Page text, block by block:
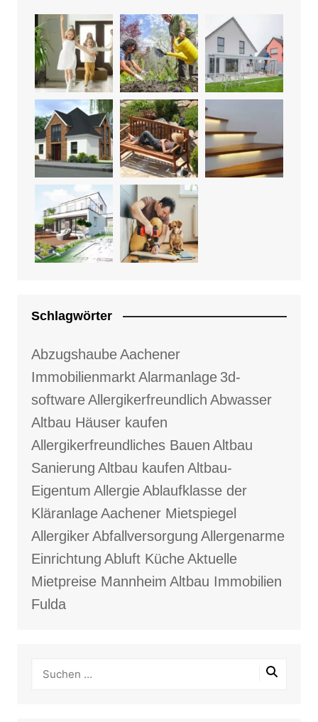
Schlagwörter
AbzugshaubeAachener
ImmobilienmarktAlarmanlage 3d-
softwareAllergikerfreundlich Abwasser
Altbau Häuser kaufen
Allergikerfreundliches Bauen Altbau
Sanierung Altbau kaufen Altbau-
Eigentum AllergieAblaufklasse der
KläranlageAachener Mietspiegel
AllergikerAbfallversorgung Allergenarme
Einrichtung Abluft KücheAktuelle
Mietpreise Mannheim Altbau Immobilien
Fulda